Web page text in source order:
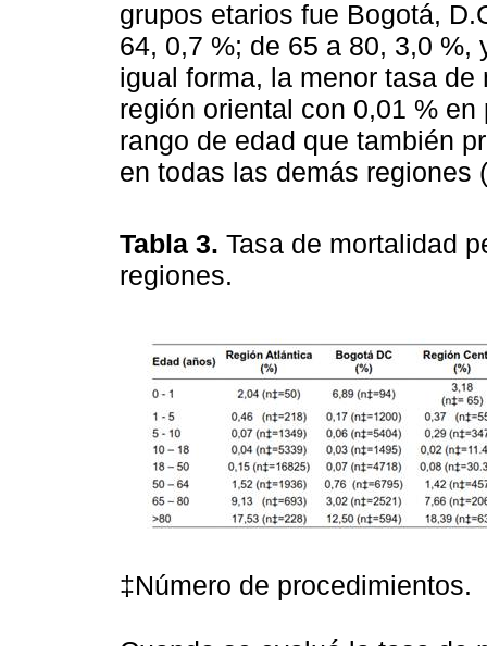
grupos etarios fue Bogotá,
64, 0,7 %; de 65 a 80, 3,0
igual forma, la menor tasa
región oriental con 0,01 %
rango de edad que también
en todas las demás regiones (
Tabla 3. Tasa de mortalidad
regiones.
‡Número de procedimientos.